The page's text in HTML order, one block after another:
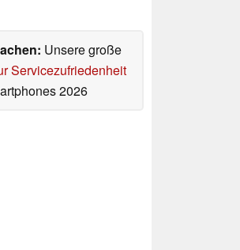
Unsere große
Servicezufriedenheit
2026